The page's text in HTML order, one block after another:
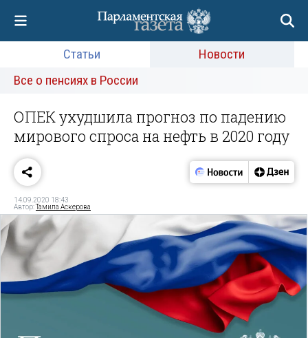
Статьи
Новости
Все о пенсиях в России
ОПЕК ухудшила прогноз по падению
мирового спроса на нефть в 2020 году
14.09.2020 18:43
Автор:Тамила Аскерова